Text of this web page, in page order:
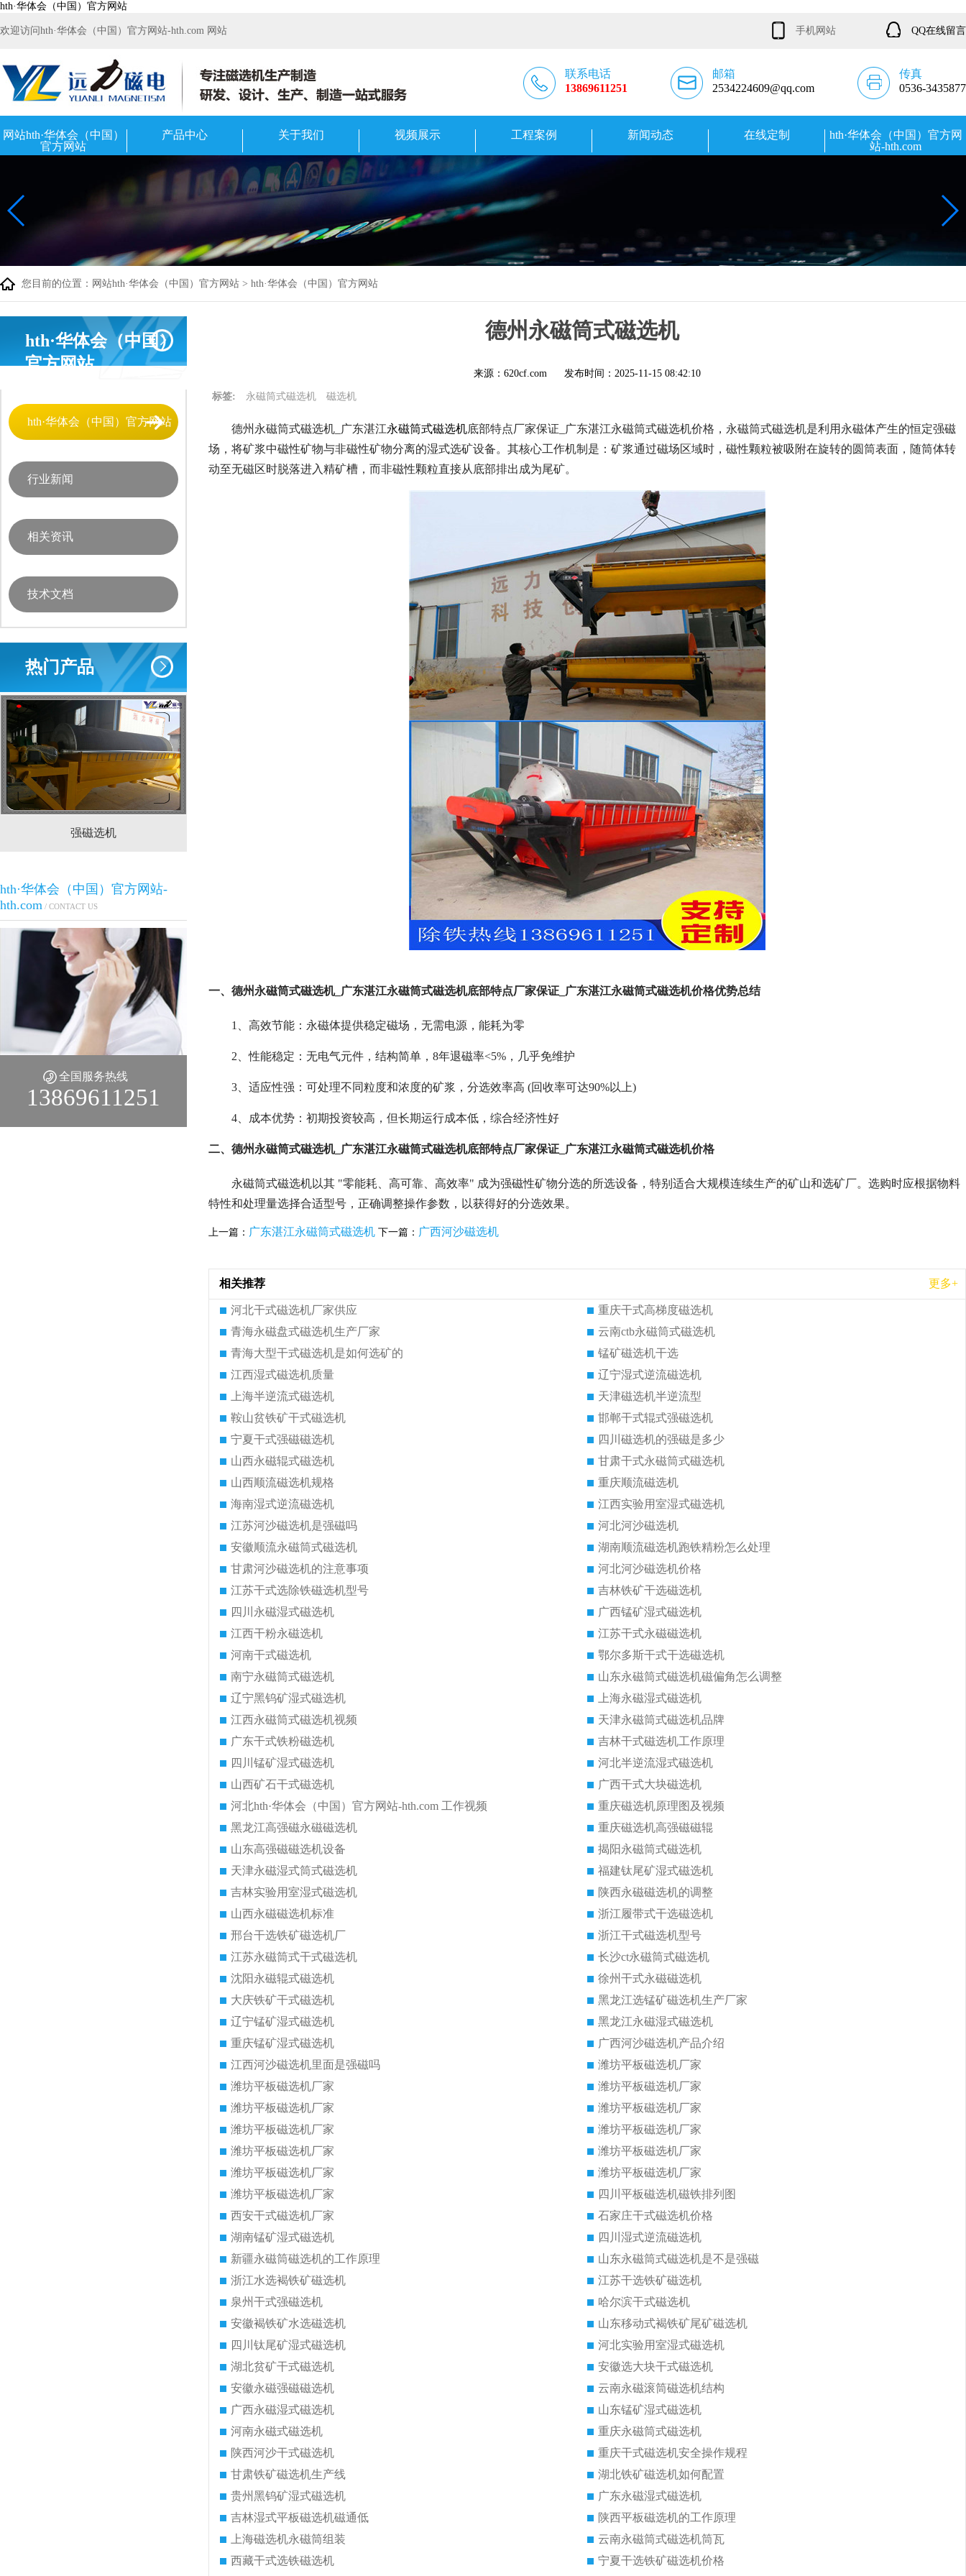
hth·华体会（中国）官方网站
欢迎访问hth·华体会（中国）官方网站-hth.com 网站 手机网站 QQ在线留言
联系电话
13869611251
邮箱
2534224609@qq.com
传真
0536-3435877
网站hth·华体会（中国）
官方网站
产品中心 关于我们 视频展示 工程案例 新闻动态 在线定制
hth·华体会（中国）官方网
站-hth.com
您目前的位置： 网站hth·华体会（中国）官方网站 > hth·华体会（中国）官方网站
hth·华体会（中国）
官方网站
hth·华体会（中国）官方网站
行业新闻
相关资讯
技术文档
热门产品
强磁选机 稀土永磁辊式强磁选机 RCT系列全磁永磁滚筒
hth·华体会（中国）官方网站-
hth.com / CONTACT US
全国服务热线
13869611251
德州永磁筒式磁选机
来源：620cf.com 发布时间： 2025-11-15 08:42:10
标签: 永磁筒式磁选机 磁选机
德州永磁筒式磁选机_广东湛江永磁筒式磁选机底部特点厂家保证_广东湛江永磁筒式磁选机价格，永磁筒式磁选机是利用永磁体产生的恒定强磁
场，将矿浆中磁性矿物与非磁性矿物分离的湿式选矿设备。其核心工作机制是：矿浆通过磁场区域时，磁性颗粒被吸附在旋转的圆筒表面，随筒体转
动至无磁区时脱落进入精矿槽，而非磁性颗粒直接从底部排出成为尾矿。
一、德州永磁筒式磁选机_广东湛江永磁筒式磁选机底部特点厂家保证_广东湛江永磁筒式磁选机价格优势总结
1、高效节能：永磁体提供稳定磁场，无需电源，能耗为零
2、性能稳定：无电气元件，结构简单，8年退磁率<5%，几乎免维护
3、适应性强：可处理不同粒度和浓度的矿浆，分选效率高 (回收率可达90%以上)
4、成本优势：初期投资较高，但长期运行成本低，综合经济性好
二、德州永磁筒式磁选机_广东湛江永磁筒式磁选机底部特点厂家保证_广东湛江永磁筒式磁选机价格
永磁筒式磁选机以其 "零能耗、高可靠、高效率" 成为强磁性矿物分选的所选设备，特别适合大规模连续生产的矿山和选矿厂。选购时应根据物料
特性和处理量选择合适型号，正确调整操作参数，以获得好的分选效果。
上一篇： 广东湛江永磁筒式磁选机 下一篇： 广西河沙磁选机
相关推荐 更多+
河北干式磁选机厂家供应
重庆干式高梯度磁选机
青海永磁盘式磁选机生产厂家
云南ctb永磁筒式磁选机
青海大型干式磁选机是如何选矿的
锰矿磁选机干选
江西湿式磁选机质量
辽宁湿式逆流磁选机
上海半逆流式磁选机
天津磁选机半逆流型
鞍山贫铁矿干式磁选机
邯郸干式辊式强磁选机
宁夏干式强磁磁选机
四川磁选机的强磁是多少
山西永磁辊式磁选机
甘肃干式永磁筒式磁选机
山西顺流磁选机规格
重庆顺流磁选机
海南湿式逆流磁选机
江西实验用室湿式磁选机
江苏河沙磁选机是强磁吗
河北河沙磁选机
安徽顺流永磁筒式磁选机
湖南顺流磁选机跑铁精粉怎么处理
甘肃河沙磁选机的注意事项
河北河沙磁选机价格
江苏干式选除铁磁选机型号
吉林铁矿干选磁选机
四川永磁湿式磁选机
广西锰矿湿式磁选机
江西干粉永磁选机
江苏干式永磁磁选机
河南干式磁选机
鄂尔多斯干式干选磁选机
南宁永磁筒式磁选机
山东永磁筒式磁选机磁偏角怎么调整
辽宁黑钨矿湿式磁选机
上海永磁湿式磁选机
江西永磁筒式磁选机视频
天津永磁筒式磁选机品牌
广东干式铁粉磁选机
吉林干式磁选机工作原理
四川锰矿湿式磁选机
河北半逆流湿式磁选机
山西矿石干式磁选机
广西干式大块磁选机
河北hth·华体会（中国）官方网站-hth.com 工作视频
重庆磁选机原理图及视频
黑龙江高强磁永磁磁选机
重庆磁选机高强磁磁辊
山东高强磁磁选机设备
揭阳永磁筒式磁选机
天津永磁湿式筒式磁选机
福建钛尾矿湿式磁选机
吉林实验用室湿式磁选机
陕西永磁磁选机的调整
山西永磁磁选机标准
浙江履带式干选磁选机
邢台干选铁矿磁选机厂
浙江干式磁选机型号
江苏永磁筒式干式磁选机
长沙ct永磁筒式磁选机
沈阳永磁辊式磁选机
徐州干式永磁磁选机
大庆铁矿干式磁选机
黑龙江选锰矿磁选机生产厂家
辽宁锰矿湿式磁选机
黑龙江永磁湿式磁选机
重庆锰矿湿式磁选机
广西河沙磁选机产品介绍
江西河沙磁选机里面是强磁吗
潍坊平板磁选机厂家
潍坊平板磁选机厂家
潍坊平板磁选机厂家
潍坊平板磁选机厂家
潍坊平板磁选机厂家
潍坊平板磁选机厂家
潍坊平板磁选机厂家
潍坊平板磁选机厂家
潍坊平板磁选机厂家
潍坊平板磁选机厂家
潍坊平板磁选机厂家
潍坊平板磁选机厂家
四川平板磁选机磁铁排列图
西安干式磁选机厂家
石家庄干式磁选机价格
湖南锰矿湿式磁选机
四川湿式逆流磁选机
新疆永磁筒磁选机的工作原理
山东永磁筒式磁选机是不是强磁
浙江水选褐铁矿磁选机
江苏干选铁矿磁选机
泉州干式强磁选机
哈尔滨干式磁选机
安徽褐铁矿水选磁选机
山东移动式褐铁矿尾矿磁选机
四川钛尾矿湿式磁选机
河北实验用室湿式磁选机
湖北贫矿干式磁选机
安徽选大块干式磁选机
安徽永磁强磁磁选机
云南永磁滚筒磁选机结构
广西永磁湿式磁选机
山东锰矿湿式磁选机
河南永磁式磁选机
重庆永磁筒式磁选机
陕西河沙干式磁选机
重庆干式磁选机安全操作规程
甘肃铁矿磁选机生产线
湖北铁矿磁选机如何配置
贵州黑钨矿湿式磁选机
广东永磁湿式磁选机
吉林湿式平板磁选机磁通低
陕西平板磁选机的工作原理
上海磁选机永磁筒组装
云南永磁筒式磁选机筒瓦
西藏干式选铁磁选机
宁夏干选铁矿磁选机价格